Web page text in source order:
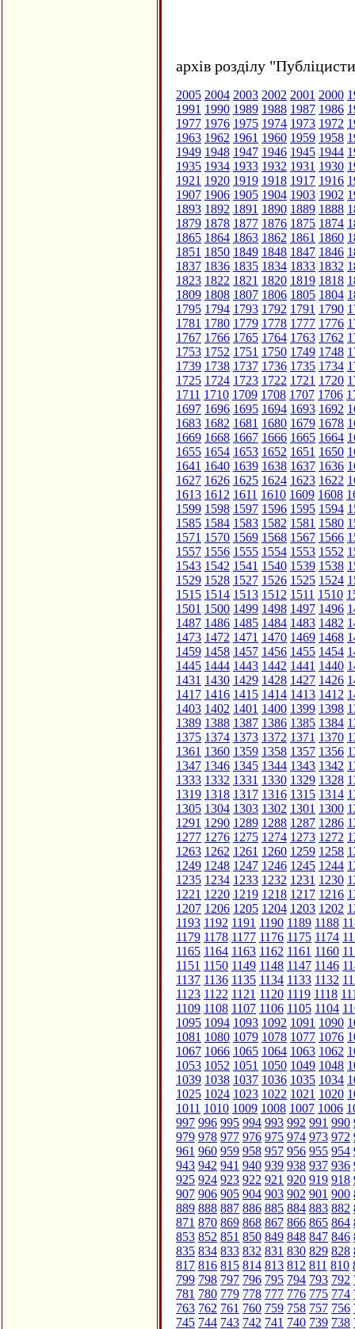
архів розділу
2005 2004 2003 2002 2001 2000
1991 1990 1989 1988 1987 1986
1977 1976 1975 1974 1973 1972
1963 1962 1961 1960 1959 1958
1949 1948 1947 1946 1945 1944
1935 1934 1933 1932 1931 1930
1921 1920 1919 1918 1917 1916
1907 1906 1905 1904 1903 1902
1893 1892 1891 1890 1889 1888
1879 1878 1877 1876 1875 1874
1865 1864 1863 1862 1861 1860
1851 1850 1849 1848 1847 1846
1837 1836 1835 1834 1833 1832
1823 1822 1821 1820 1819 1818
1809 1808 1807 1806 1805 1804
1795 1794 1793 1792 1791 1790
1781 1780 1779 1778 1777 1776
1767 1766 1765 1764 1763 1762
1753 1752 1751 1750 1749 1748
1739 1738 1737 1736 1735 1734
1725 1724 1723 1722 1721 1720
1711 1710 1709 1708 1707 1706
1697 1696 1695 1694 1693 1692
1683 1682 1681 1680 1679 1678
1669 1668 1667 1666 1665 1664
1655 1654 1653 1652 1651 1650
1641 1640 1639 1638 1637 1636
1627 1626 1625 1624 1623 1622
1613 1612 1611 1610 1609 1608
1599 1598 1597 1596 1595 1594
1585 1584 1583 1582 1581 1580
1571 1570 1569 1568 1567 1566
1557 1556 1555 1554 1553 1552
1543 1542 1541 1540 1539 1538
1529 1528 1527 1526 1525 1524
1515 1514 1513 1512 1511 1510
1501 1500 1499 1498 1497 1496
1487 1486 1485 1484 1483 1482
1473 1472 1471 1470 1469 1468
1459 1458 1457 1456 1455 1454
1445 1444 1443 1442 1441 1440
1431 1430 1429 1428 1427 1426
1417 1416 1415 1414 1413 1412
1403 1402 1401 1400 1399 1398
1389 1388 1387 1386 1385 1384
1375 1374 1373 1372 1371 1370
1361 1360 1359 1358 1357 1356
1347 1346 1345 1344 1343 1342
1333 1332 1331 1330 1329 1328
1319 1318 1317 1316 1315 1314
1305 1304 1303 1302 1301 1300
1291 1290 1289 1288 1287 1286
1277 1276 1275 1274 1273 1272
1263 1262 1261 1260 1259 1258
1249 1248 1247 1246 1245 1244
1235 1234 1233 1232 1231 1230
1221 1220 1219 1218 1217 1216
1207 1206 1205 1204 1203 1202
1193 1192 1191 1190 1189 1188
1179 1178 1177 1176 1175 1174
1165 1164 1163 1162 1161 1160
1151 1150 1149 1148 1147 1146
1137 1136 1135 1134 1133 1132
1123 1122 1121 1120 1119 1118
1109 1108 1107 1106 1105 1104
1095 1094 1093 1092 1091 1090
1081 1080 1079 1078 1077 1076
1067 1066 1065 1064 1063 1062
1053 1052 1051 1050 1049 1048
1039 1038 1037 1036 1035 1034
1025 1024 1023 1022 1021 1020
1011 1010 1009 1008 1007 1006
997 996 995 994 993 992 991 990
979 978 977 976 975 974 973 972
961 960 959 958 957 956 955 954
943 942 941 940 939 938 937 936
925 924 923 922 921 920 919 918
907 906 905 904 903 902 901 900
889 888 887 886 885 884 883 882
871 870 869 868 867 866 865 864
853 852 851 850 849 848 847 846
835 834 833 832 831 830 829 828
817 816 815 814 813 812 811 810
799 798 797 796 795 794 793 792
781 780 779 778 777 776 775 774
763 762 761 760 759 758 757 756
745 744 743 742 741 740 739 738